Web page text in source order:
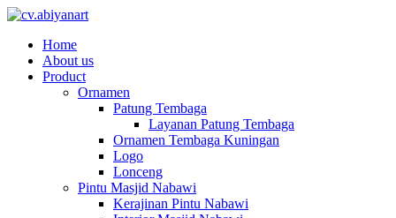
Home
About us
Product
Ornamen
Patung Tembaga
Layanan Patung Tembaga
Ornamen Tembaga Kuningan
Logo
Lonceng
Pintu Masjid Nabawi
Kerajinan Pintu Nabawi